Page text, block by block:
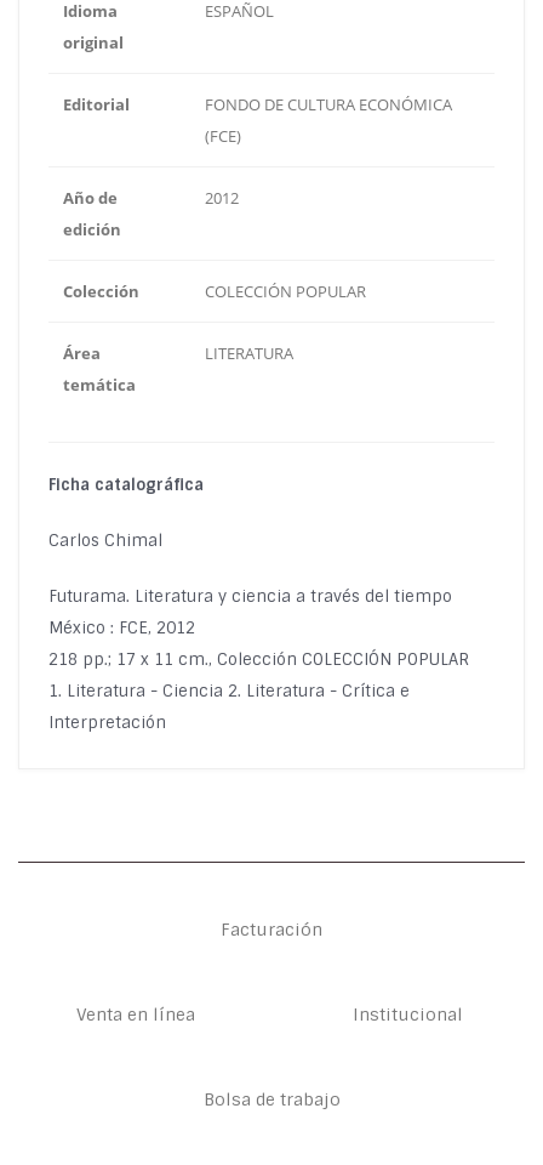
Idioma
original
ESPAÑOL
Editorial
FONDO DE CULTURA ECONÓMICA
(FCE)
Año de
edición
2012
Colección COLECCIÓN POPULAR
Área
temática
LITERATURA
Ficha catalográfica
Carlos Chimal
Futurama. Literatura y ciencia a través del tiempo
México : FCE, 2012
218 pp.; 17 x 11 cm., Colección COLECCIÓN POPULAR
1. Literatura - Ciencia 2. Literatura - Crítica e
Interpretación
Facturación
Venta en línea Institucional
Bolsa de trabajo